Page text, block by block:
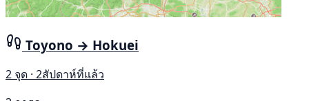
Toyono → Hokuei
2 จุด · 2สัปดาห์ที่แล้ว